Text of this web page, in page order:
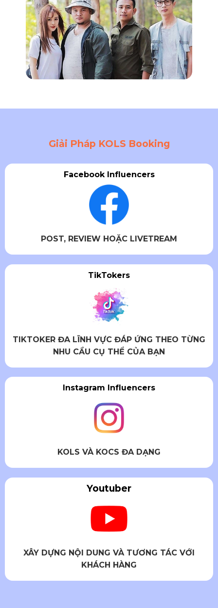
Giải Pháp KOLS Booking
Facebook Influencers
POST, REVIEW HOẶC LIVETREAM
TikTokers
TIKTOKER ĐA LĨNH VỰC ĐÁP ỨNG THEO TỪNG
NHU CẦU CỤ THỂ CỦA BẠN
Instagram Influencers
KOLS VÀ KOCS ĐA DẠNG
Youtuber
XÂY DỰNG NỘI DUNG VÀ TƯƠNG TÁC VỚI
KHÁCH HÀNG